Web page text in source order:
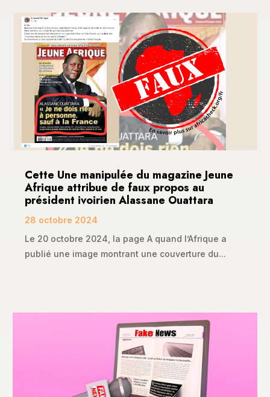
Cette Une manipulée du magazine Jeune
Afrique attribue de faux propos au
président ivoirien Alassane Ouattara
28 octobre 2024
Le 20 octobre 2024, la page A quand l’Afrique a
publié une image montrant une couverture du...